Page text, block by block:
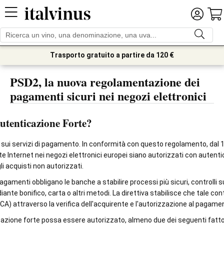
Trasporto gratuito a partire da 120 €
PSD2, la nuova regolamentazione dei
pagamenti sicuri nei negozi elettronici
Forte?
servizi di pagamento. In conformità con questo regolamento, dal
nei negozi elettronici europei siano autorizzati con
acquisti non autorizzati.
obbligano le banche a stabilire processi più sicuri, controlli
bonifico, carta o altri metodi. La direttiva stabilisce che tale
attraverso la verifica dell'acquirente e l'autorizzazione al
forte possa essere autorizzato, almeno due dei seguenti